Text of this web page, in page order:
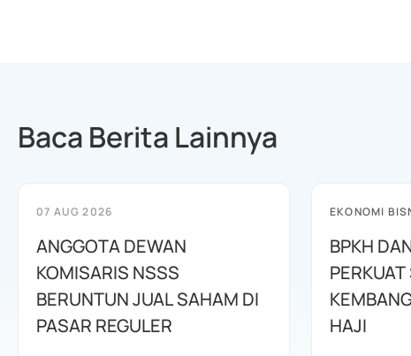
Baca Berita Lainnya
07 AUG 2026
ANGGOTA DEWAN
KOMISARIS NSSS
BERUNTUN JUAL SAHAM DI
PASAR REGULER
EKONOMI
BPKH
HAJI